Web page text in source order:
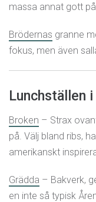
massa annat gott
Brödernas granne
fokus, men även
Lunchställen
Broken – Strax
på. Välj bland ribs,
amerikanskt
Grädda – Bakverk,
en inte så typisk